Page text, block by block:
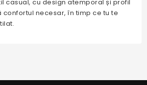
casual, cu design atemporal și profil
necesar, în timp ce tu te